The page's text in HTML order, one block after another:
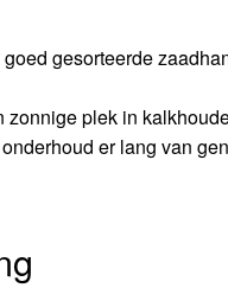
gesorteerde
plek in
er lang van